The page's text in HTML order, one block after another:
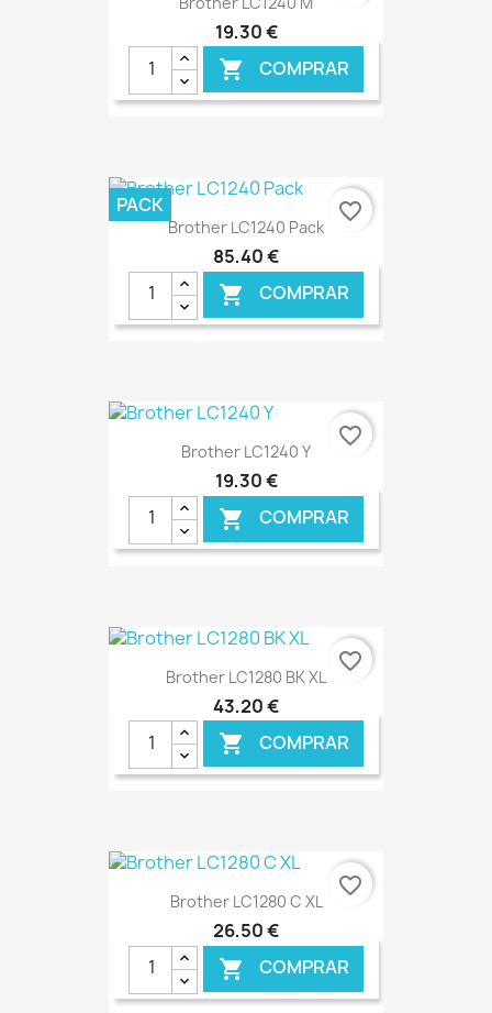
19,30 €
 COMPRAR
€ ONLINE
Brother LC1240 Pack
85,40 €
 COMPRAR
€ ONLINE
PACK favorite_border
Brother LC1240 Y
19,30 €
 COMPRAR
€ ONLINE
favorite_border
Brother LC1280 BK XL
43,20 €
 COMPRAR
€ ONLINE
favorite_border
Brother LC1280 C XL
26,50 €
 COMPRAR
favorite_border